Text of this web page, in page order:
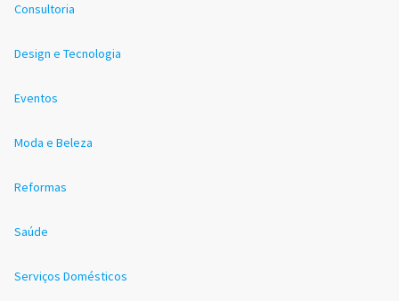
Consultoria
Design e Tecnologia
Eventos
Moda e Beleza
Reformas
Saúde
Serviços Domésticos